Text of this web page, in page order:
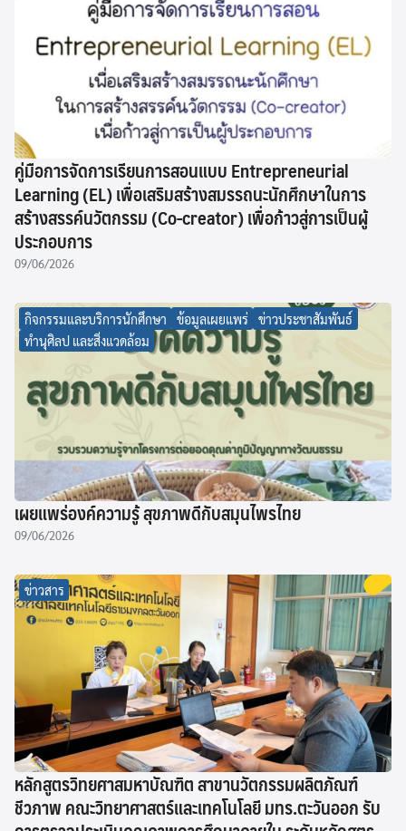
คู่มือการจัดการเรียนการสอนแบบ Entrepreneurial
Learning (EL) เพื่อเสริมสร้างสมรรถนะนักศึกษาในการ
สร้างสรรค์นวัตกรรม (Co-creator) เพื่อก้าวสู่การเป็นผู้
ประกอบการ
09/06/2026
กิจกรรมและบริการนักศึกษา ข้อมูลเผยแพร่
ข่าวประชาสัมพันธ์
ทำนุศิลป และสิ่งแวดล้อม
เผยแพร่องค์ความรู้ สุขภาพดีกับสมุนไพรไทย
09/06/2026
ข่าวสาร
หลักสูตรวิทยศาสมหาบัณฑิต สาขานวัตกรรมผลิตภัณฑ์
ชีวภาพ คณะวิทยาศาสตร์และเทคโนโลยี มทร.ตะวันออก รับ